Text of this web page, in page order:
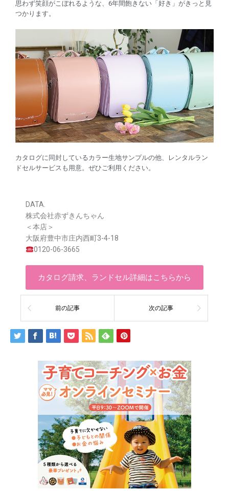
思わず笑顔がこぼれるような、6年間飽きない「好き」がきっと見
つかります。
カタログに同封しているカラー生地サンプルの他、レンタルラン
ドセルサービスも用意。ぜひご利用ください。
DATA.
株式会社赤ずきんちゃん
＜本店＞
大阪府豊中市庄内西町3-4-18
0120-06-3665
カタログ請求、ランドセル詳細はこちらから
前の記事 次の記事